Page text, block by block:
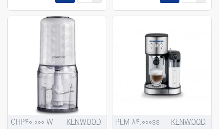
KENWOOD
PEM 84.000ss
KENWOOD
CHP40.000 W